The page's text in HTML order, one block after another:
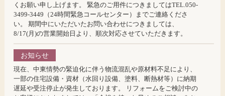
くお願い申し上げます。 緊急のご用件につきましてはTEL.050-
3499-3449（24時間緊急コールセンター）までご連絡くださ
い。 期間中にいただいたお問い合わせにつきましては、
8/17(月)の営業開始日より、順次対応させていただきます。
お知らせ
現在、中東情勢の緊迫化に伴う物流混乱や原材料不足により、
一部の住宅設備・資材（水回り設備、塗料、断熱材等）に納期
遅延や受注停止が発生しております。 リフォームをご検討中の